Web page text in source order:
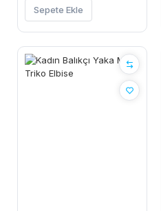
Sepete Ekle